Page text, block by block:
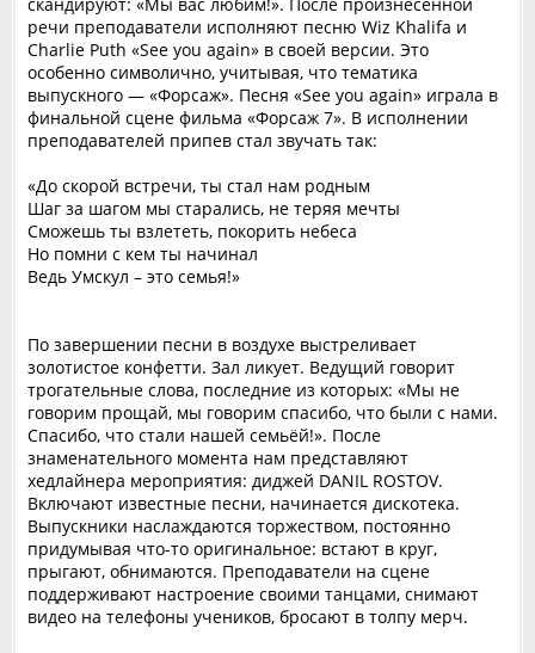
речи преподаватели исполняют песню Wiz Khalifa и
Charlie Puth «See you again» в своей версии. Это
особенно символично, учитывая, что тематика
выпускного — «Форсаж». Песня «See you again» играла в
финальной сцене фильма «Форсаж 7». В исполнении
преподавателей припев стал звучать так:
«До скорой встречи, ты стал нам родным
Шаг за шагом мы старались, не теряя мечты
Сможешь ты взлететь, покорить небеса
Но помни с кем ты начинал
Ведь Умскул – это семья!»
По завершении песни в воздухе выстреливает
золотистое конфетти. Зал ликует. Ведущий говорит
трогательные слова, последние из которых: «Мы не
говорим прощай, мы говорим спасибо, что были с нами.
Спасибо, что стали нашей семьёй!». После
знаменательного момента нам представляют
хедлайнера мероприятия: диджей DANIL ROSTOV.
Включают известные песни, начинается дискотека.
Выпускники наслаждаются торжеством, постоянно
придумывая что-то оригинальное: встают в круг,
прыгают, обнимаются. Преподаватели на сцене
поддерживают настроение своими танцами, снимают
видео на телефоны учеников, бросают в толпу мерч.